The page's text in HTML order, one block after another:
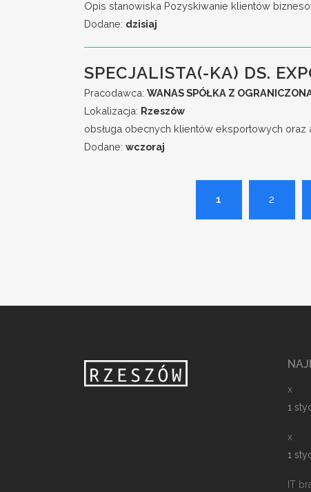
Opis stanowiska Pozyskiwanie klientów
Dodane: dzisiaj
SPECJALISTA(-KA) DS.
Pracodawca: WANAS SPÓŁKA Z
Lokalizacja: Rzeszów
obsługa obecnych klientów eksportowych oraz
Dodane: wczoraj
1 2
x
1
x
1
IT